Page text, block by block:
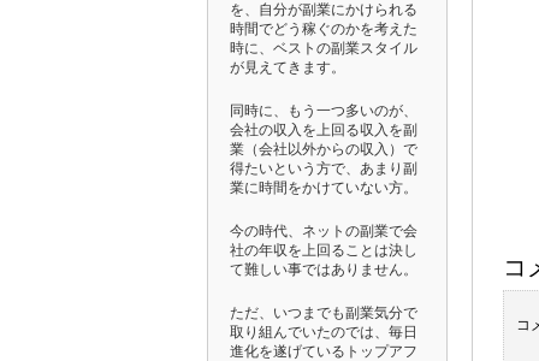
コ
コ
を、自分が副業にかけられる
時間でどう稼ぐのかを考えた
時に、ベストの副業スタイル
が見えてきます。
同時に、もう一つ多いのが、
会社の収入を上回る収入を副
業（会社以外からの収入）で
得たいという方で、あまり副
業に時間をかけていない方。
今の時代、ネットの副業で会
社の年収を上回ることは決し
て難しい事ではありません。
ただ、いつまでも副業気分で
取り組んでいたのでは、毎日
進化を遂げているトップアフ